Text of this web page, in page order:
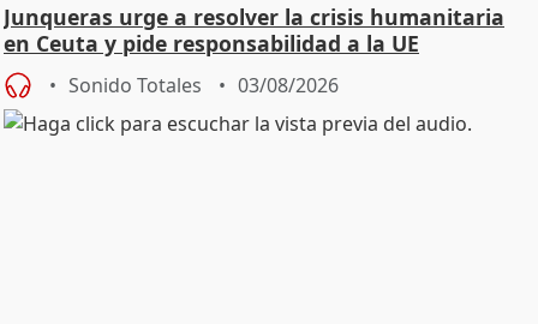
Junqueras urge a resolver la crisis humanitaria
en Ceuta y pide responsabilidad a la UE
Sonido Totales 03/08/2026